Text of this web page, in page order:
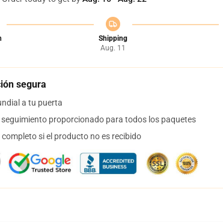
Shipping
Aug. 11
segura
a tu puerta
seguimiento proporcionado para todos los paquetes
completo si el producto no es recibido